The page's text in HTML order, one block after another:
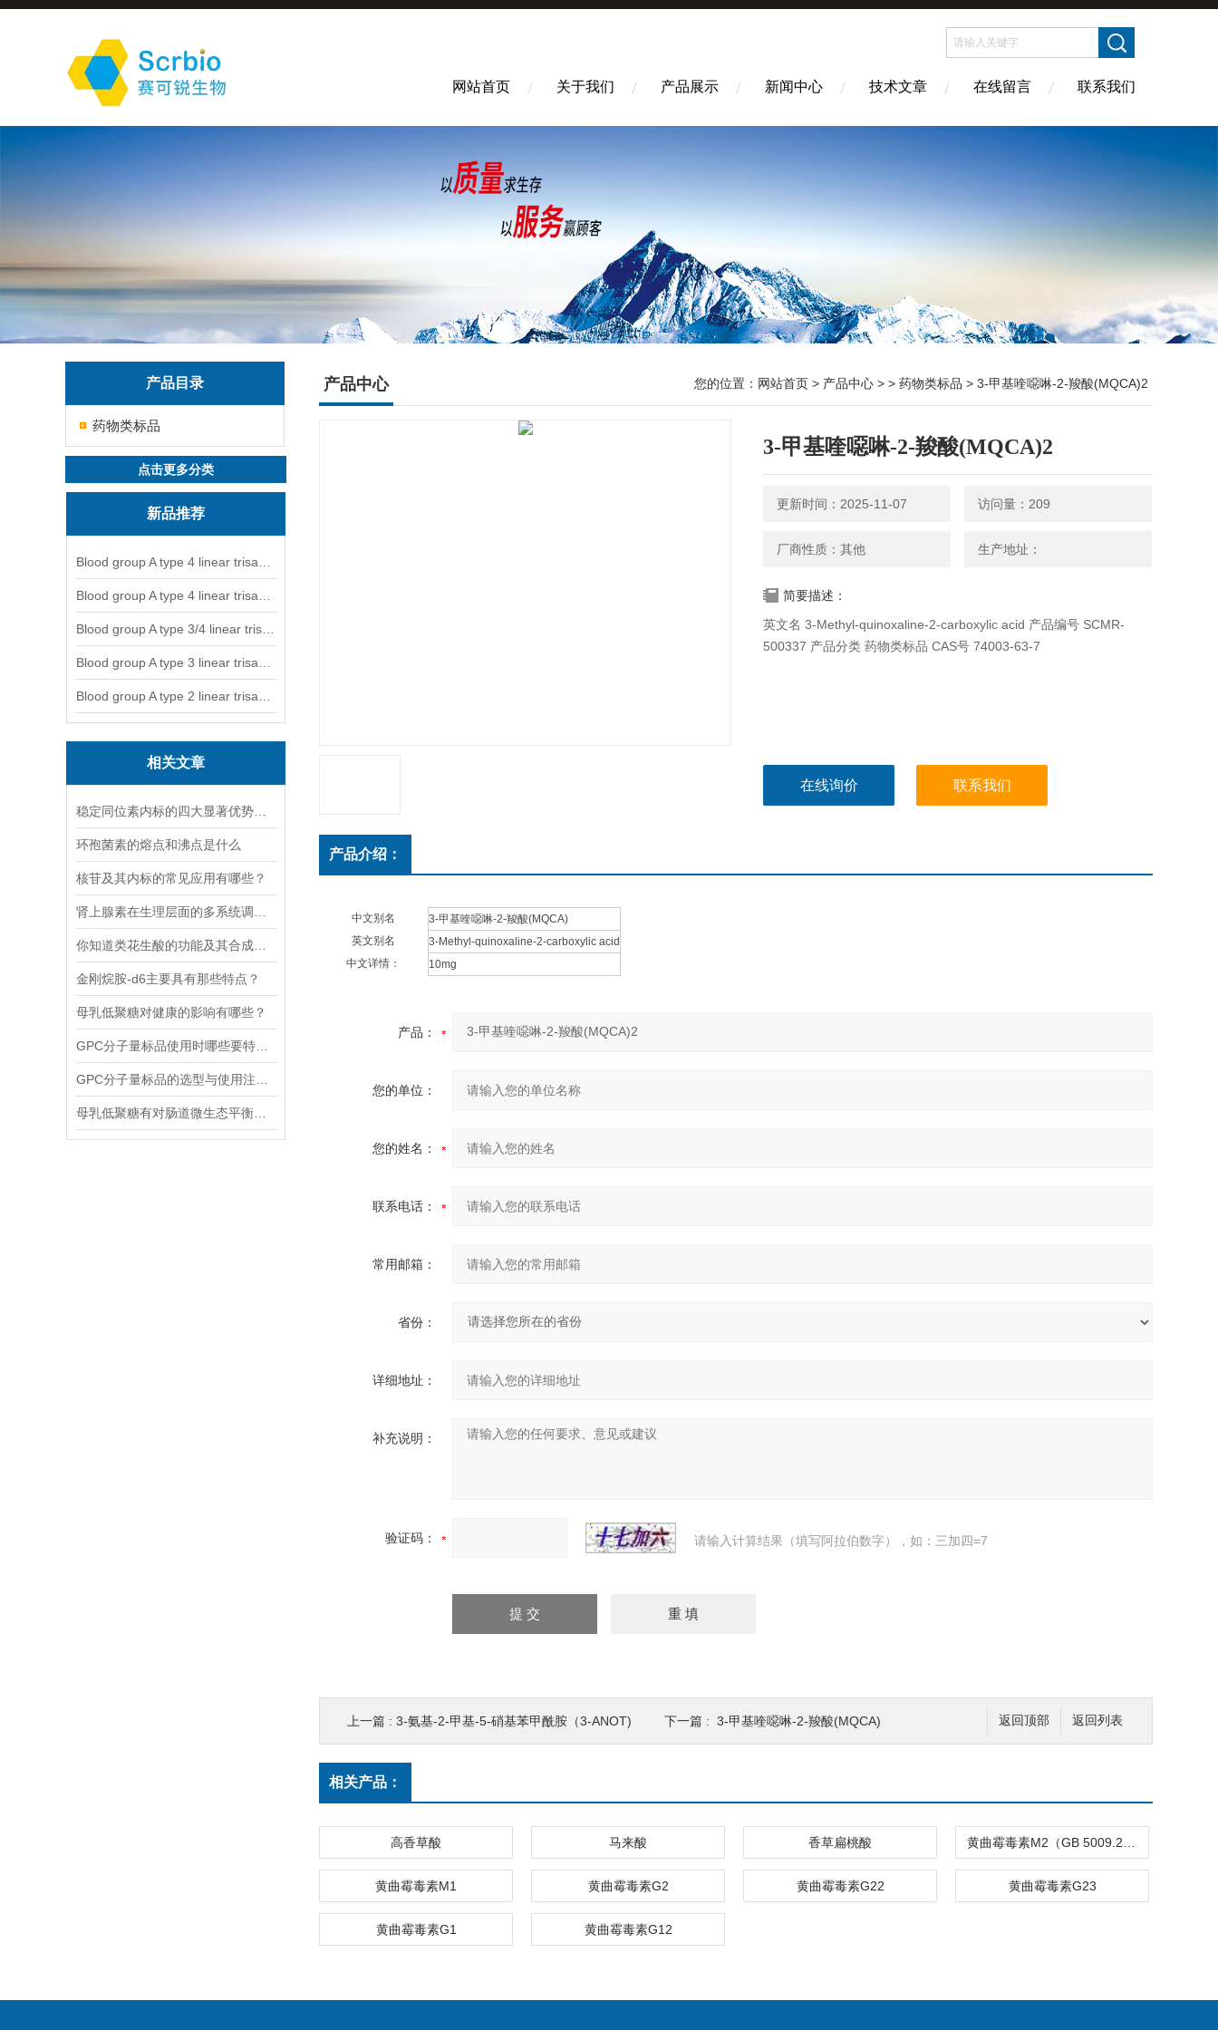
网站首页 关于我们 产品展示 新闻中心 技术文章 在线留言 联系我们
产品目录
药物类标品
点击更多分类
新品推荐
相关文章
环孢菌素的熔点和沸点是什么
核苷及其内标的常见应用有哪些？
金刚烷胺-d6主要具有那些特点？
母乳低聚糖对健康的影响有哪些？
产品中心 您的位置： 网站首页 > 产品中心 > > 药物类标品 > 3-甲基喹噁啉-2-羧酸(MQCA)2
3-甲基喹噁啉-2-羧酸(MQCA)2
更新时间：2025-11-07 访问量：209
厂商性质：其他 生产地址：
简要描述：
英文名 3-Methyl-quinoxaline-2-carboxylic acid 产品编号 SCMR-
500337 产品分类 药物类标品 CAS号 74003-63-7
在线询价 联系我们
产品介绍：
中文别名
3-甲基喹噁啉-2-羧酸(MQCA)
英文别名
3-Methyl-quinoxaline-2-carboxylic acid
中文详情：
10mg
产品：
您的单位：
您的姓名：
联系电话：
常用邮箱：
省份：
详细地址：
补充说明：
验证码： 请输入计算结果（填写阿拉伯数字），如：三加四=7
返回列表
返回顶部
上一篇 : 3-氨基-2-甲基-5-硝基苯甲酰胺（3-ANOT) 下一篇 : 3-甲基喹噁啉-2-羧酸(MQCA)
相关产品：
高香草酸 马来酸 香草扁桃酸
黄曲霉毒素M1 黄曲霉毒素G2 黄曲霉毒素G22 黄曲霉毒素G23
黄曲霉毒素G1 黄曲霉毒素G12